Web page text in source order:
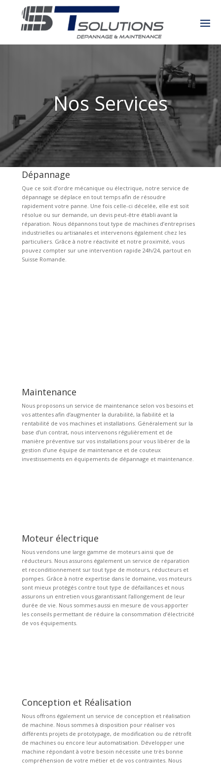
Nos Services
Dépannage
Que ce soit d’ordre mécanique ou électrique, notre service de
dépannage se déplace en tout temps afin de résoudre
rapidement votre panne. Une fois celle-ci décelée, elle est soit
résolue ou sur demande, un devis peut-être établi avant la
réparation. Nous dépannons tout type de machines d’entreprises
industrielles ou artisanales et intervenons également chez les
particuliers. Grâce à notre réactivité et notre proximité, vous
pouvez compter sur une intervention rapide 24h/24, partout en
Suisse Romande.
Maintenance
Nous proposons un service de maintenance selon vos besoins et
vos attentes afin d’augmenter la durabilité, la fiabilité et la
rentabilité de vos machines et installations. Généralement sur la
base d’un contrat, nous intervenons régulièrement et de
manière préventive sur vos installations pour vous libérer de la
gestion d’une équipe de maintenance et de couteux
investissements en équipements de dépannage et maintenance.
Moteur électrique
Nous vendons une large gamme de moteurs ainsi que de
réducteurs. Nous assurons également un service de réparation
et reconditionnement sur tout type de moteurs, réducteurs et
pompes. Grâce à notre expertise dans le domaine, vos moteurs
sont mieux protégés contre tout type de défaillances et nous
assurons un entretien vous garantissant l’allongement de leur
durée de vie. Nous sommes aussi en mesure de vous apporter
les conseils permettant de réduire la consommation d’électricité
de vos équipements.
Conception et Réalisation
Nous offrons également un service de conception et réalisation
de machine. Nous sommes à disposition pour réaliser vos
différents projets de prototypage, de modification ou de rétrofit
de machines ou encore leur automatisation. Développer une
machine répondant à votre besoin nécessite une très bonne
compréhension de votre métier et de vos contraintes. Nous